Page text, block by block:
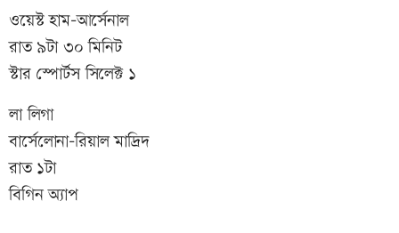
ওয়েস্ট হাম-আর্সেনাল
রাত ৯টা ৩০ মিনিট
স্টার স্পোর্টস সিলেক্ট ১
লা লিগা
বার্সেলোনা-রিয়াল মাদ্রিদ
রাত ১টা
বিগিন অ্যাপ